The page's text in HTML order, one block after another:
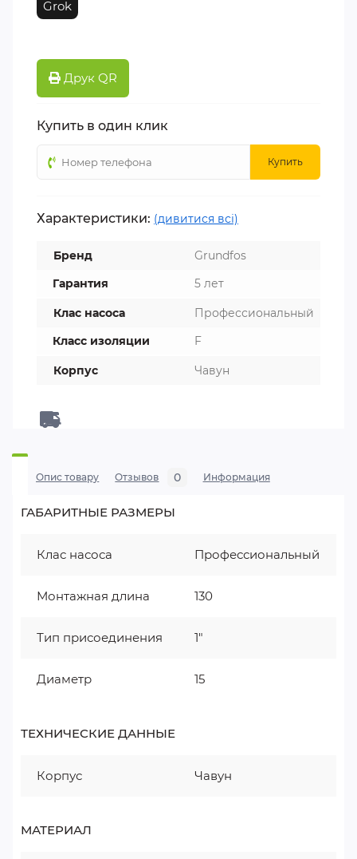
Grok
Друк QR
Купить в один клик
Купить
Характеристики: (дивитися всі)
Бренд
Grundfos
Гарантия
5 лет
Клас насоса
Профессиональный
Класс изоляции
F
Корпус Чавун
Опис товару Отзывов 0 Информация
ГАБАРИТНЫЕ РАЗМЕРЫ
Клас насоса Профессиональный
Монтажная длина 130
Тип присоединения 1"
Диаметр 15
ТЕХНИЧЕСКИЕ ДАННЫЕ
Корпус Чавун
МАТЕРИАЛ